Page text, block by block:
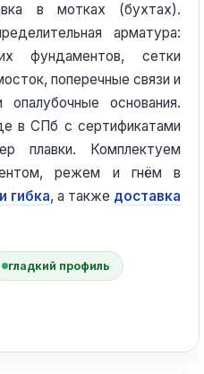
в мотках (бухтах).
арматура:
фундаментов, сетки
поперечные связи и
основания.
в СПб с сертификатами
плавки. Комплектуем
режем и гнём в
гибка, а также доставка
гладкий профиль